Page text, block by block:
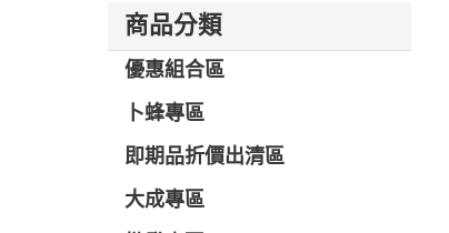
商品分類
優惠組合區
卜蜂專區
即期品折價出清區
大成專區